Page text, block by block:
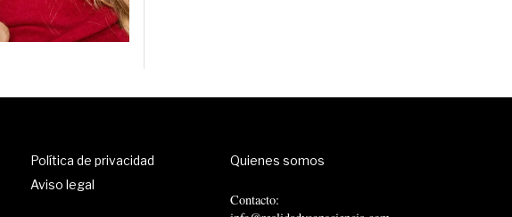
Política de privacidad
Aviso legal
Quienes somos
Contacto: